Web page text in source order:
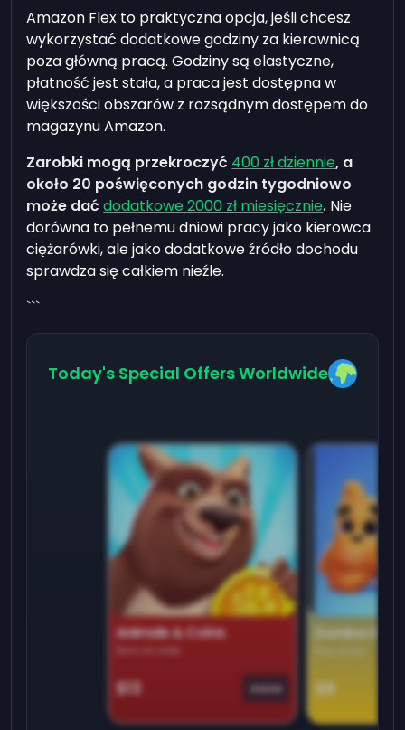
Amazon Flex to praktyczna opcja, jeśli chcesz
wykorzystać dodatkowe godziny za kierownicą
poza główną pracą. Godziny są elastyczne,
płatność jest stała, a praca jest dostępna w
większości obszarów z rozsądnym dostępem do
magazynu Amazon.
Zarobki mogą przekroczyć 400 zł dziennie, a
około 20 poświęconych godzin tygodniowo
może daćdodatkowe 2000 zł miesięcznie. Nie
dorówna to pełnemu dniowi pracy jako kierowca
ciężarówki, ale jako dodatkowe źródło dochodu
sprawdza się całkiem nieźle.
```
Today's Special Offers Worldwide
Animals & Coins
Earn on side
$13 Game
Domino
$9